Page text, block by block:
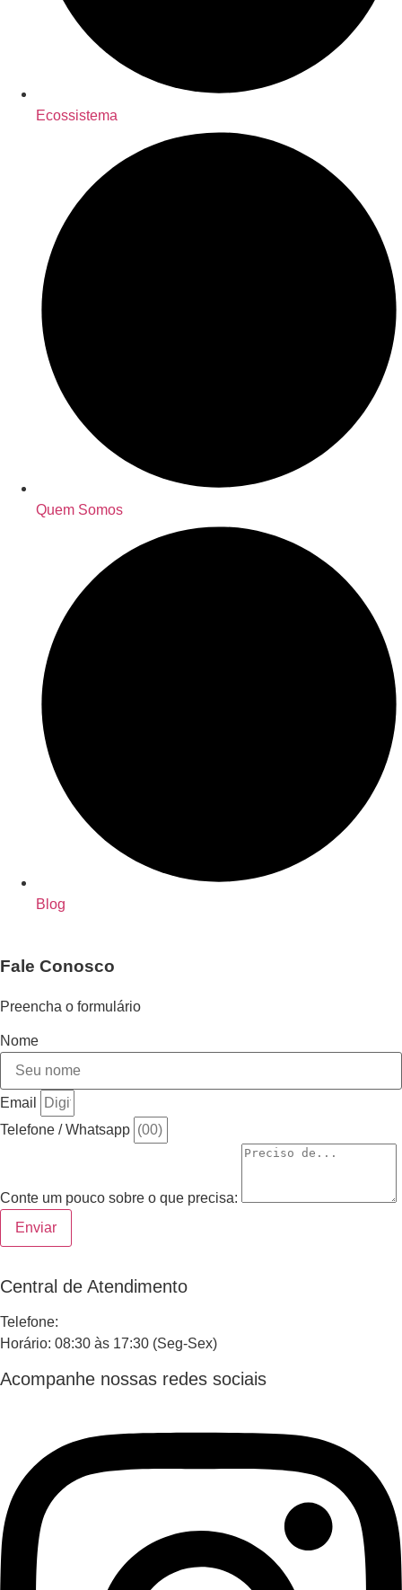
Ecossistema
Quem Somos
Blog
Fale Conosco
Preencha o formulário
Nome
Email
Telefone / Whatsapp
Conte um pouco sobre o que precisa:
Enviar
Central de Atendimento
Telefone:
Horário: 08:30 às 17:30 (Seg-Sex)
Acompanhe nossas redes sociais